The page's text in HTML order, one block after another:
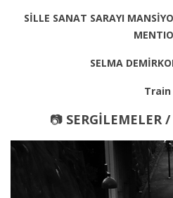
SİLLE SANAT SARAYI
SELMA
Train
📷 SERGİLEMELER